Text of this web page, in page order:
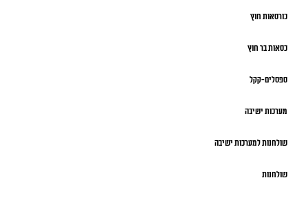
כורסאות חוץ
כסאות בר חוץ
ספסלים-קקל
מערכות ישיבה
שולחנות למערכות ישיבה
שולחנות